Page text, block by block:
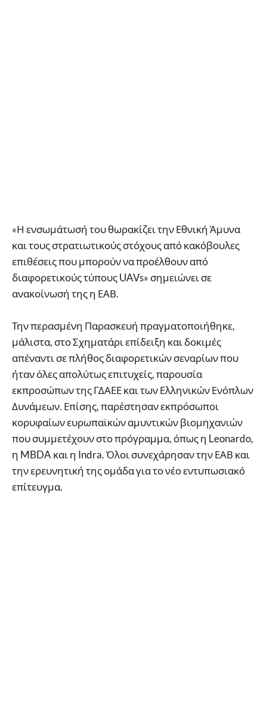
«Η ενσωμάτωσή του θωρακίζει την Εθνική Άμυνα
και τους στρατιωτικούς στόχους από κακόβουλες
επιθέσεις που μπορούν να προέλθουν από
διαφορετικούς τύπους UAVs» σημειώνει σε
ανακοίνωσή της η ΕΑΒ.
Την περασμένη Παρασκευή πραγματοποιήθηκε,
μάλιστα, στο Σχηματάρι επίδειξη και δοκιμές
απέναντι σε πλήθος διαφορετικών σεναρίων που
ήταν όλες απολύτως επιτυχείς, παρουσία
εκπροσώπων της ΓΔΑΕΕ και των Ελληνικών Ενόπλων
Δυνάμεων. Επίσης, παρέστησαν εκπρόσωποι
κορυφαίων ευρωπαϊκών αμυντικών βιομηχανιών
που συμμετέχουν στο πρόγραμμα, όπως η Leonardo,
η MBDA και η Indra. Όλοι συνεχάρησαν την ΕΑΒ και
την ερευνητική της ομάδα για το νέο εντυπωσιακό
επίτευγμα.